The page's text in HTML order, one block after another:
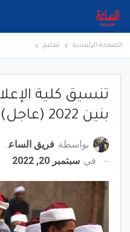
الصفحة الرئيسية تعليم
تنسيق كلية
بنين 2022 (عاجل)
بواسطة فريق الساعة برس
في سبتمبر 20, 2022